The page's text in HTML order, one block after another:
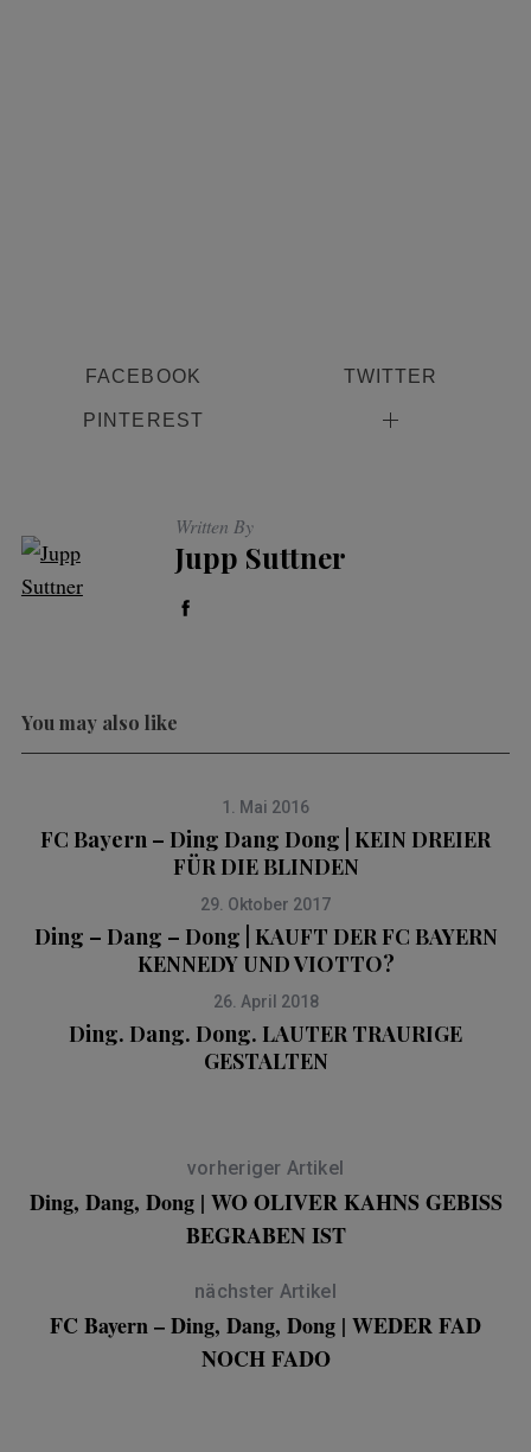
FACEBOOK TWITTER
PINTEREST
Written By
Jupp Suttner
You may also like
1. Mai 2016
FC Bayern – Ding Dang Dong | KEIN DREIER
FÜR DIE BLINDEN
29. Oktober 2017
Ding – Dang – Dong | KAUFT DER FC BAYERN
KENNEDY UND VIOTTO?
26. April 2018
Ding. Dang. Dong. LAUTER TRAURIGE
GESTALTEN
vorheriger Artikel
Ding, Dang, Dong | WO OLIVER KAHNS GEBISS
BEGRABEN IST
nächster Artikel
FC Bayern – Ding, Dang, Dong | WEDER FAD
NOCH FADO